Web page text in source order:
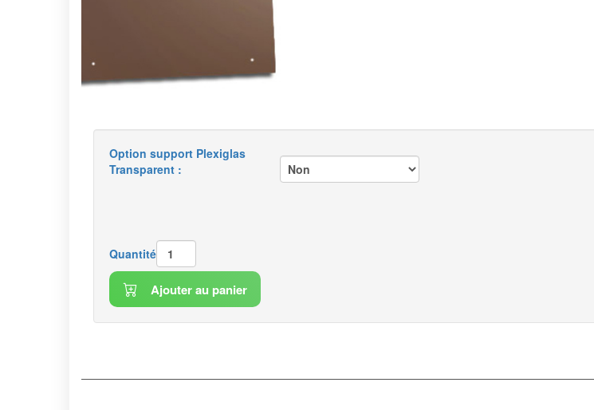
Option support Plexiglas
Transparent :
Quantité
Ajouter au panier